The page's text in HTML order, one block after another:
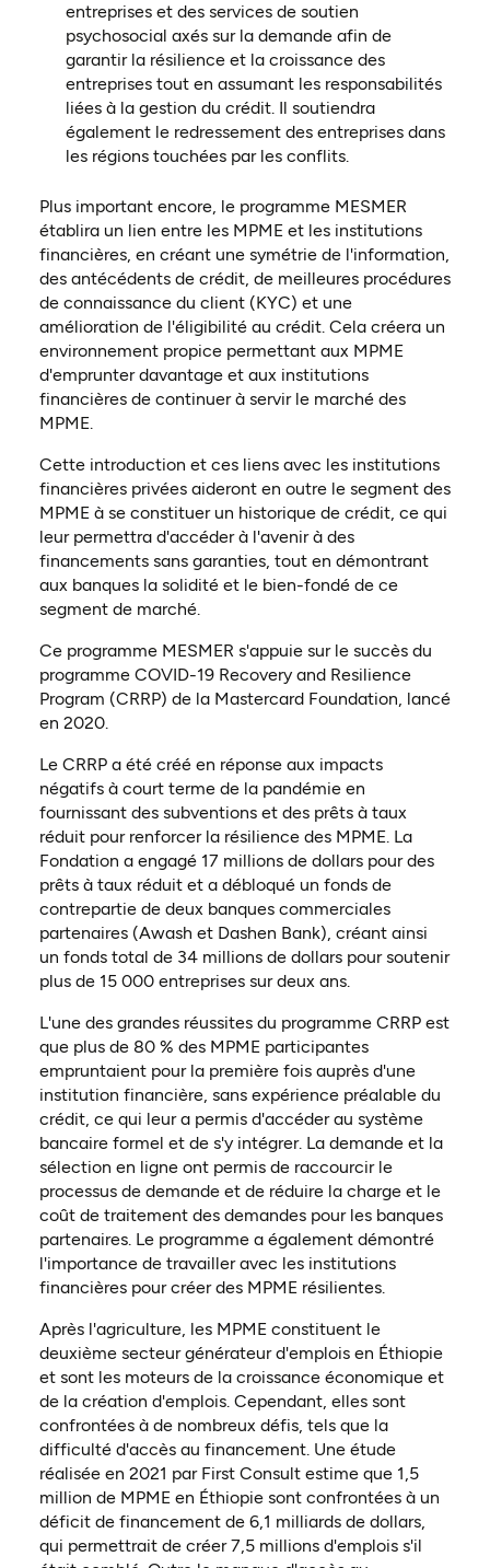
entreprises et des services de soutien
psychosocial axés sur la demande afin de
garantir la résilience et la croissance des
entreprises tout en assumant les responsabilités
liées à la gestion du crédit. Il soutiendra
également le redressement des entreprises dans
les régions touchées par les conflits.
Plus important encore, le programme MESMER
établira un lien entre les MPME et les institutions
financières, en créant une symétrie de l'information,
des antécédents de crédit, de meilleures procédures
de connaissance du client (KYC) et une
amélioration de l'éligibilité au crédit. Cela créera un
environnement propice permettant aux MPME
d'emprunter davantage et aux institutions
financières de continuer à servir le marché des
MPME.
Cette introduction et ces liens avec les institutions
financières privées aideront en outre le segment des
MPME à se constituer un historique de crédit, ce qui
leur permettra d'accéder à l'avenir à des
financements sans garanties, tout en démontrant
aux banques la solidité et le bien-fondé de ce
segment de marché.
Ce programme MESMER s'appuie sur le succès du
programme COVID-19 Recovery and Resilience
Program (CRRP) de la Mastercard Foundation, lancé
en 2020.
Le CRRP a été créé en réponse aux impacts
négatifs à court terme de la pandémie en
fournissant des subventions et des prêts à taux
réduit pour renforcer la résilience des MPME. La
Fondation a engagé 17 millions de dollars pour des
prêts à taux réduit et a débloqué un fonds de
contrepartie de deux banques commerciales
partenaires (Awash et Dashen Bank), créant ainsi
un fonds total de 34 millions de dollars pour soutenir
plus de 15 000 entreprises sur deux ans.
L'une des grandes réussites du programme CRRP est
que plus de 80 % des MPME participantes
empruntaient pour la première fois auprès d'une
institution financière, sans expérience préalable du
crédit, ce qui leur a permis d'accéder au système
bancaire formel et de s'y intégrer. La demande et la
sélection en ligne ont permis de raccourcir le
processus de demande et de réduire la charge et le
coût de traitement des demandes pour les banques
partenaires. Le programme a également démontré
l'importance de travailler avec les institutions
financières pour créer des MPME résilientes.
Après l'agriculture, les MPME constituent le
deuxième secteur générateur d'emplois en Éthiopie
et sont les moteurs de la croissance économique et
de la création d'emplois. Cependant, elles sont
confrontées à de nombreux défis, tels que la
difficulté d'accès au financement. Une étude
réalisée en 2021 par First Consult estime que 1,5
million de MPME en Éthiopie sont confrontées à un
déficit de financement de 6,1 milliards de dollars,
qui permettrait de créer 7,5 millions d'emplois s'il